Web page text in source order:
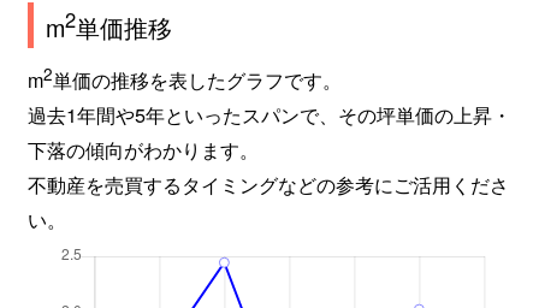
m2単価推移
m2単価の推移を表したグラフです。
過去1年間や5年といったスパンで、その坪単価の上昇・
下落の傾向がわかります。
不動産を売買するタイミングなどの参考にご活用くださ
い。